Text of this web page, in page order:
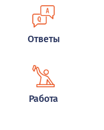
Ответы
Работа